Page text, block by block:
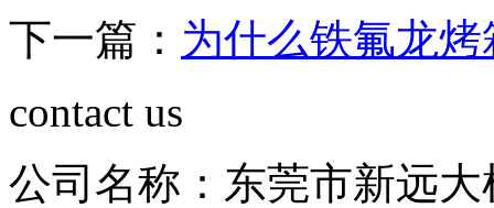
下一篇： 为什么铁氟龙
contact us
公司名称：东莞市新远